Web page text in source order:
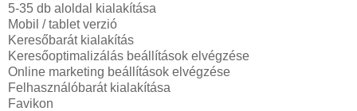
5-35 db aloldal kialakítása
Mobil / tablet verzió
Keresőbarát kialakítás
Keresőoptimalizálás beállítások elvégzése
Online marketing beállítások elvégzése
Felhasználóbarát kialakítása
Favikon